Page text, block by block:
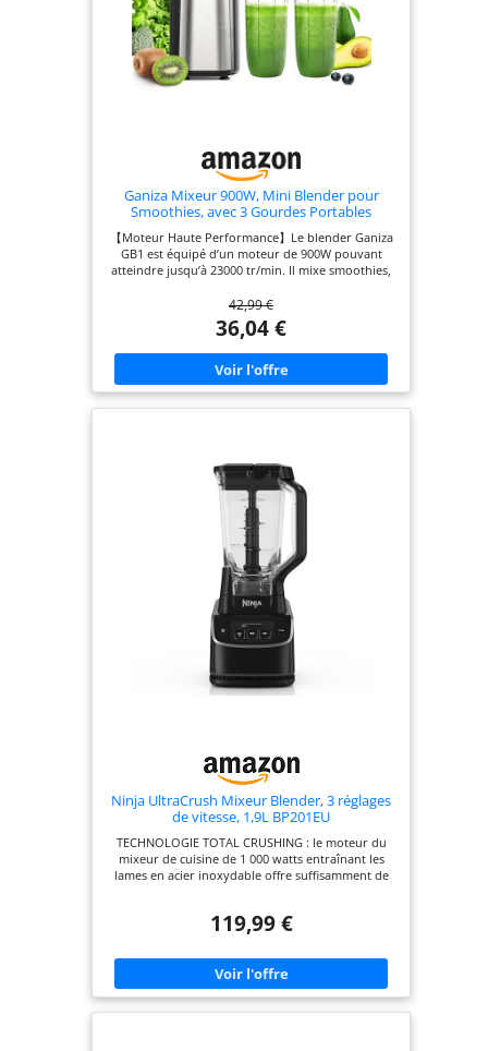
Ganiza Mixeur 900W, Mini Blender pour
Smoothies, avec 3 Gourdes Portables
(2×500ml+1×700ml), Lame à 4 Couteaux en
Acier Inoxydable, Sans BPA, Blender
Électrique pour Shakes, Smoothies
【Moteur Haute Performance】Le blender Ganiza
GB1 est équipé d’un moteur de 900W pouvant
atteindre jusqu’à 23000 tr/min. Il mixe smoothies,
pour préparer un petit-déjeuner rapide. 【Mixage
Professionnel】Les lames en acier inoxydable 304
à 4 tranchants, de qualité alimentaire, broient
facilement fruits, légumes, noix et glaçons – pour
des smoothies et milkshakes onctueux en
quelques secondes. 【Sécurité Renforcée】Le
patins antidérapants en silicone garantissent une
stabilité optimale pendant l’utilisation. 【Facile à
Nettoyer】Les lames à 4 tranchants se rincent
facilement. Le gobelet portable et le couvercle
passent au lave-vaisselle – pour un nettoyage
rapide et sans effort. 【Grande Capacité & Design
nomade】Livré avec un gobelet de 700ml et deux
gobelets de 500ml avec couvercles – parfaits pour
le bureau, la salle de sport ou vos déplacements.
Toutes les pièces sont sans BPA et sans danger
pour votre santé. 【Ce que Vous Recevrez】2 ×
Bouteilles Blender & Go de 500ml, 1 × Bouteille
Blender & Go de 700ml, 1 × Base Moteur à Couple
élevé, 1 × Base Lame en Acier Inoxydable à 4
Branches, 1 × Couvercle Solide, 2 × Anneaux de
Manuel D'utilisation, 1 × Recette Professionnelle
de Smoothie.
42,99 €
36,04 €
Ninja UltraCrush Mixeur Blender, 3 réglages
de vitesse, 1,9L BP201EU
TECHNOLOGIE TOTAL CRUSHING : le moteur du
mixeur de cuisine de 1 000 watts entraînant les
lames en acier inoxydable offre suffisamment de
avec des modes de vitesse Low (Faible), High
réglage manuel Pulse (Impulsion) GRANDE
CAPACITÉ DE 2,1 L (CAPACITÉ DE REMPLISSAGE
MAXIMAL DE 1,9 L) : la grande carafe du mixeur
blender est idéale pour préparer marinades,
119,99 €